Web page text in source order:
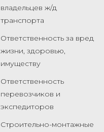
владельцев ж/д
транспорта
Ответственность за вред
жизни, здоровью,
имуществу
Ответственность
перевозчиков и
экспедиторов
Строительно-монтажные